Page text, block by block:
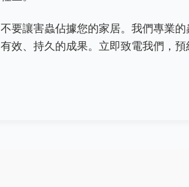
不要讓害蟲佔據您的家居。我們專業
有效、持久的成果。立即致電我們，預